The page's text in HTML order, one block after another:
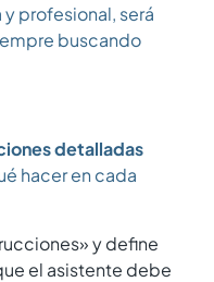
profesional, será
buscando
detalladas
hacer en cada
y define
el asistente debe